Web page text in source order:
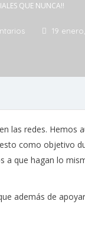
QUE NUNCA!!
19
las redes. Hemos
como objetivo
que hagan lo
además de